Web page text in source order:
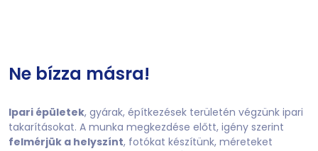
Ne bízza másra!
Ipari épületek, gyárak, építkezések területén végzünk ipari
takarításokat. A munka megkezdése előtt, igény szerint
felmérjük a helyszínt, fotókat készítünk, méreteket